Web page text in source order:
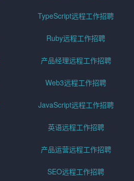
TypeScript远程工作招聘
Ruby远程工作招聘
产品经理远程工作招聘
Web3远程工作招聘
JavaScript远程工作招聘
英语远程工作招聘
产品运营远程工作招聘
SEO远程工作招聘